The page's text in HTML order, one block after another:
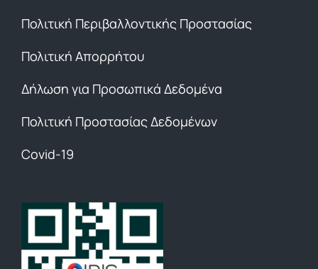
Πολιτική Περιβαλλοντικής Προστασίας
Πολιτική Απορρήτου
Δήλωση για Προσωπικά Δεδομένα
Πολιτική Προστασίας Δεδομένων
Covid-19